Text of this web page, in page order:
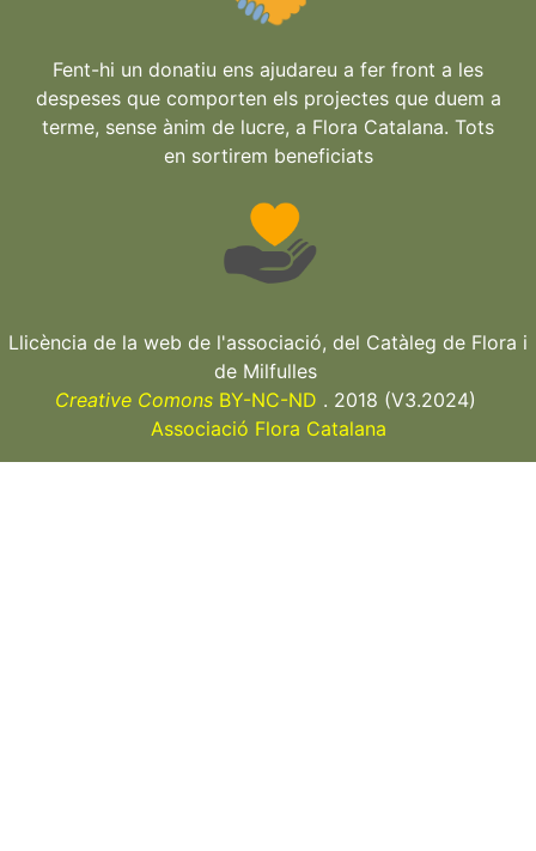
Fent-hi un donatiu ens ajudareu a fer front a les
despeses que comporten els projectes que duem a
terme, sense ànim de lucre, a Flora Catalana. Tots
en sortirem beneficiats
Llicència de la web de l'associació, del Catàleg de Flora i
de Milfulles
Creative ComonsBY-NC-ND . 2018 (V3.2024)
Associació Flora Catalana